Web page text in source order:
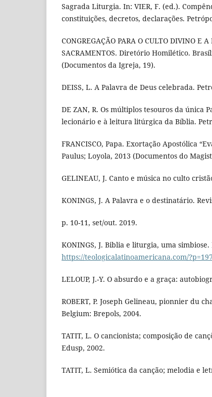
Sagrada Liturgia. In: VIER, F. (ed.).
constituições, decretos, declarações.
CONGREGAÇÃO PARA O CULTO DIVINO E
SACRAMENTOS. Diretório Homilético.
(Documentos da Igreja, 19).
DEISS, L. A Palavra de Deus celebrada.
DE ZAN, R. Os múltiplos tesouros da única
lecionário e à leitura litúrgica da Bíblia.
FRANCISCO, Papa. Exortação Apostólica
Paulus; Loyola, 2013 (Documentos do
GELINEAU, J. Canto e música no culto
KONINGS, J. A Palavra e o destinatário.
p. 10-11, set/out. 2019.
KONINGS, J. Biblia e liturgia, uma
https://teologicalatinoamericana.com/
LELOUP, J.-Y. O absurdo e a graça:
ROBERT, P. Joseph Gelineau, pionnier du
Belgium: Brepols, 2004.
TATIT, L. O cancionista; composição de
Edusp, 2002.
TATIT, L. Semiótica da canção; melodia e